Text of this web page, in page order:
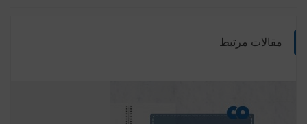
مقالات مرتبط